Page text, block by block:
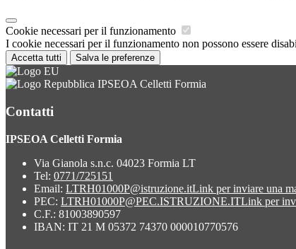
Cookie necessari per il funzionamento
I cookie necessari per il funzionamento non possono essere
Accetta tutti Salva le preferenze
IPSEOA Celletti Formia
Contatti
IPSEOA Celletti Formia
Via Gianola s.n.c. 04023 Formia LT
Tel: 0771/725151
Email: LTRH01000P@istruzione.itLink per inviare una
PEC: LTRH01000P@PEC.ISTRUZIONE.ITLink per
C.F.: 81003890597
IBAN: IT 21 M 05372 74370 000010770576